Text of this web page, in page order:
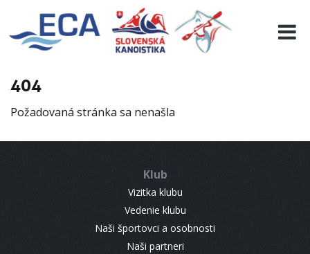
404
Požadovaná stránka sa nenašla
Klub
Vizitka klubu
Vedenie klubu
Naši športovci a osobnosti
Naši partneri
EURO 19
INFO
RESULTS
CONTACT